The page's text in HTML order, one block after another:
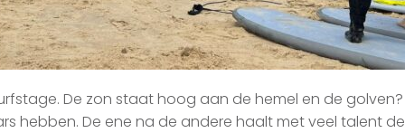
De zon staat hoog aan de hemel en de golven?
hebben. De ene na de andere haalt met veel talent